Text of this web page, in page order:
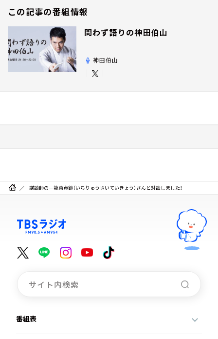
この記事の番組情報
問わず語りの神田伯山
神田伯山
講談師の一龍斎貞鏡（いちりゅうさいていきょう）さんと対談しました！
番組表